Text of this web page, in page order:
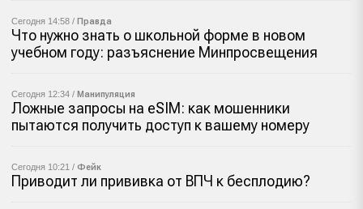
Сегодня 14:58 / Правда
Что нужно знать о школьной форме в новом
учебном году: разъяснение Минпросвещения
Сегодня 12:34 / Манипуляция
Ложные запросы на eSIM: как мошенники
пытаются получить доступ к вашему номеру
Сегодня 10:21 / Фейк
Приводит ли прививка от ВПЧ к бесплодию?